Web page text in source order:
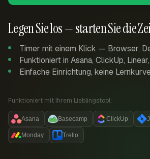
Legen Sie los — starten Sie die
Timer mit einem Klick — Browser,
Funktioniert in Asana, ClickUp,
Einfache Einrichtung, keine
Funktioniert mit Ihrem Lieblingstool:
Asana Basecamp ClickUp
Monday Trello